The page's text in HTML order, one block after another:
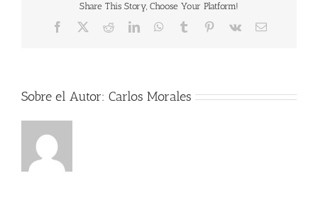
Share This Story, Choose Your Platform!
Facebook RedditLinkedInWhatsApp
Tumblr Pinterest
Vk
Correo
Sobre el Autor: Carlos Morales